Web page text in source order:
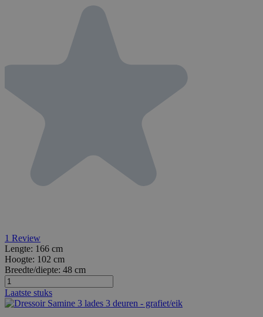
1 Review
Lengte: 166 cm
Hoogte: 102 cm
Breedte/diepte: 48 cm
Laatste stuks